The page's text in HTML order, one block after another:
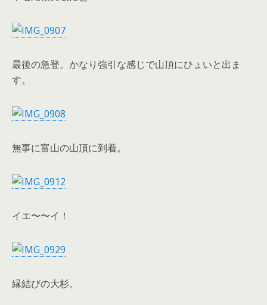
最後の急登。かなり強引な感じで山頂にひょいと出ま
す。
無事に富山の山頂に到着。
イエ〜〜イ！
縁結びの大杉。